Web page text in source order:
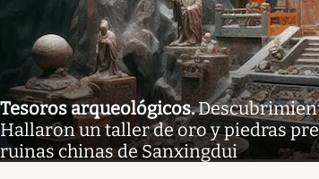
Tesoros arqueológicos.
Hallaron un taller de oro y piedras
ruinas chinas de Sanxingdui